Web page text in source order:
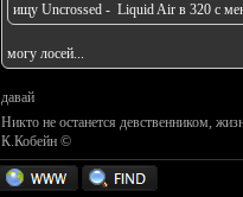
ищу Uncrossed - Liquid Air в 320 с
могу лосей...
давай
Никто не останется девственником,
К.Кобейн ©